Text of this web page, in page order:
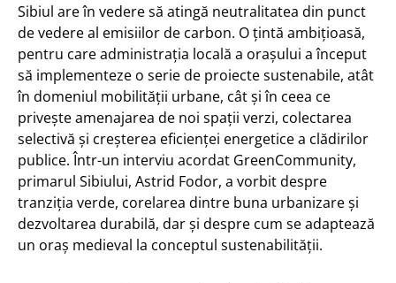
Sibiul are în vedere să atingă neutralitatea din punct
de vedere al emisiilor de carbon. O țintă ambițioasă,
pentru care administrația locală a orașului a început
să implementeze o serie de proiecte sustenabile, atât
în domeniul mobilității urbane, cât și în ceea ce
privește amenajarea de noi spații verzi, colectarea
selectivă și creșterea eficienței energetice a clădirilor
publice. Într-un interviu acordat GreenCommunity,
primarul Sibiului, Astrid Fodor, a vorbit despre
tranziția verde, corelarea dintre buna urbanizare și
dezvoltarea durabilă, dar și despre cum se adaptează
un oraș medieval la conceptul sustenabilității.